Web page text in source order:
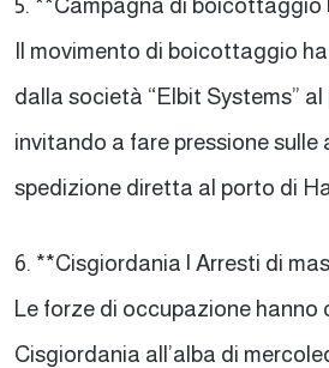
Il movimento di boicottaggio
dalla società “Elbit Systems”
invitando a fare pressione
spedizione diretta al porto di
6. **Cisgiordania | Arresti di
Le forze di occupazione
Cisgiordania all’alba di